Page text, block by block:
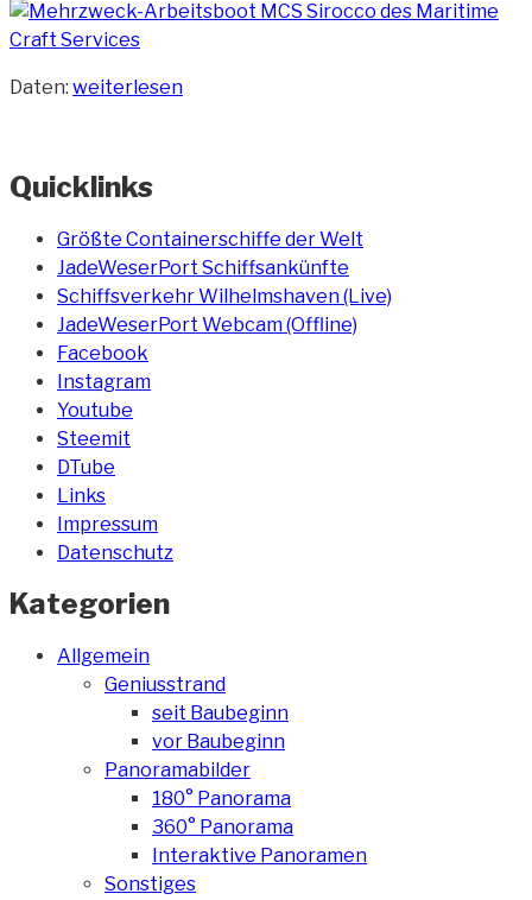
Daten: „Mehrzweck-
Sirocco“
weiterlesen
Quicklinks
Größte Containerschiffe der Welt
JadeWeserPort Schiffsankünfte
Schiffsverkehr Wilhelmshaven (Live)
JadeWeserPort Webcam (Offline)
Facebook
Instagram
Youtube
Steemit
DTube
Links
Impressum
Datenschutz
Kategorien
Allgemein
Geniusstrand
seit Baubeginn
vor Baubeginn
Panoramabilder
180° Panorama
360° Panorama
Interaktive Panoramen
Sonstiges